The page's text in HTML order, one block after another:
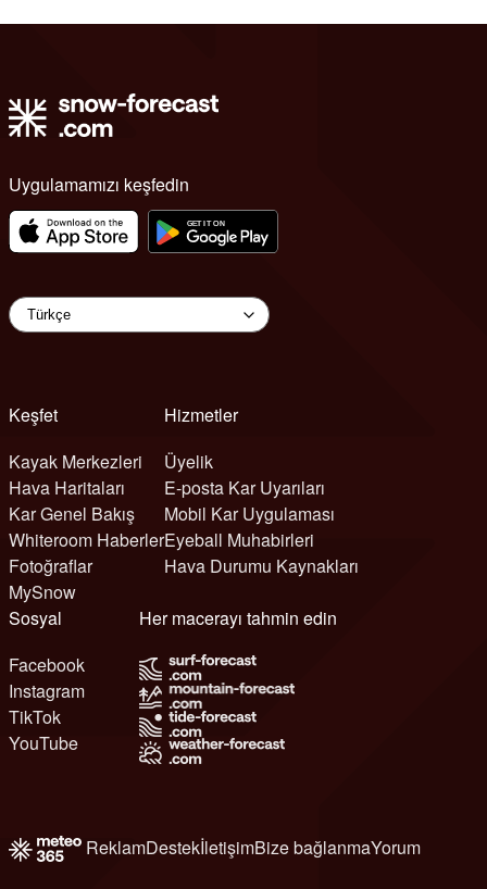
Uygulamamızı keşfedin
Keşfet
Kayak Merkezleri
Hava Haritaları
Kar Genel Bakış
Whiteroom Haberler
Fotoğraflar
MySnow
Hizmetler
Üyelik
E-posta Kar Uyarıları
Mobil Kar Uygulaması
Eyeball Muhabirleri
Hava Durumu Kaynakları
Sosyal
Facebook
Instagram
TikTok
YouTube
Her macerayı tahmin edin
ReklamDestekİletişimBize bağlanmaYorum